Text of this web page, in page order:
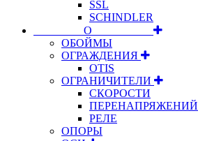
SSL
SCHINDLER
⠀⠀⠀⠀⠀⠀О⠀⠀⠀⠀⠀⠀⠀
ОБОЙМЫ
ОГРАЖДЕНИЯ
OTIS
ОГРАНИЧИТЕЛИ
СКОРОСТИ
ПЕРЕНАПРЯЖЕНИЙ
РЕЛЕ
ОПОРЫ